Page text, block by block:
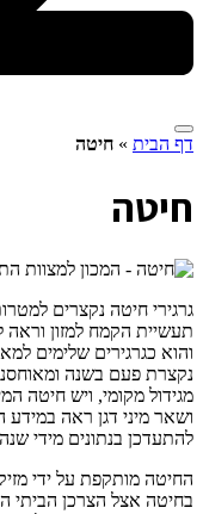
דף הבית » חיטה
חיטה
גרגירי חיטה נקצרים
תעשיית הקמח למזון וראה
והוא כגרגירים שלימים
נקצרת פעם בשנה
מגידול מקומי, ויש חיטה
להתעדכן בנתונים מידי
החיטה מותקפת על ידי
בחיטה אצל הצרכן הביתי